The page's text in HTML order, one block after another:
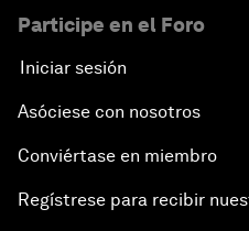
Participe en el Foro
Iniciar sesión
Asóciese con nosotros
Conviértase en miembro
Regístrese para recibir